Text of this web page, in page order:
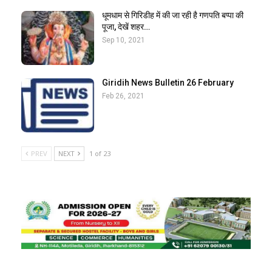
धूमधाम से गिरिडीह में की जा रही है गणपति बप्पा की
पूजा, देखें शहर…
Sep 10, 2021
Giridih News Bulletin 26 February
Feb 26, 2021
PREV NEXT 1 of 23